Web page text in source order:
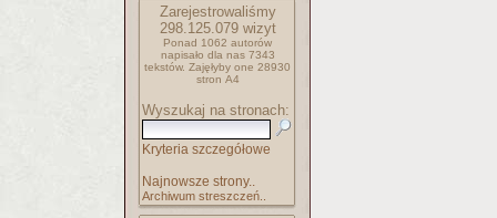
Zarejestrowaliśmy
298.125.079wizyt
Ponad 1062 autorów
napisało dla nas 7343
tekstów. Zajęłyby one 28930
stron A4
Wyszukaj na stronach:
Kryteria szczegółowe
Najnowsze strony..
Archiwum streszczeń..